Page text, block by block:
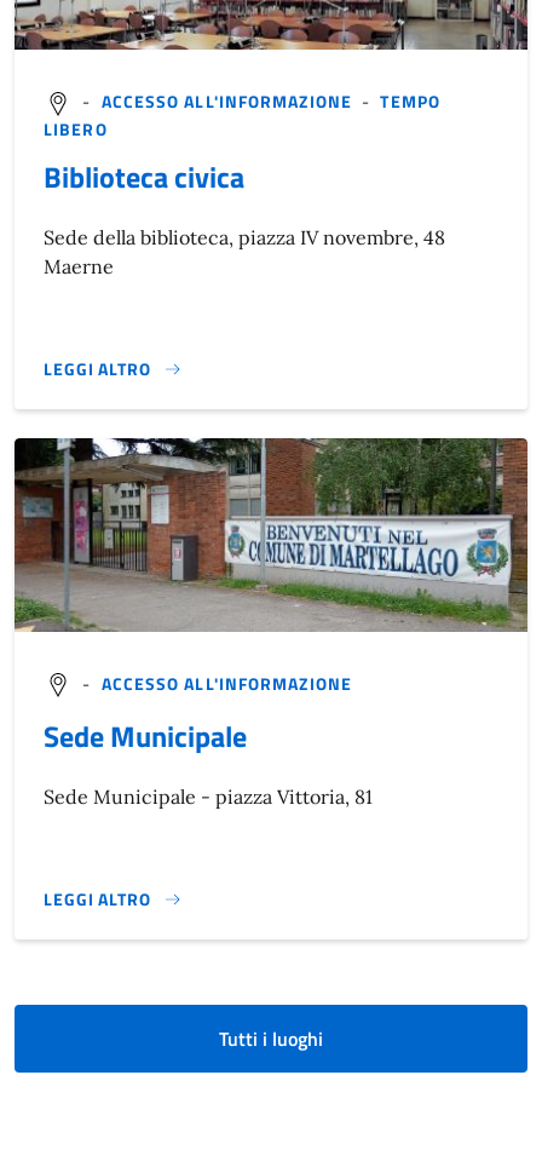
- ACCESSO ALL'INFORMAZIONE -TEMPO
LIBERO
Biblioteca civica
Sede della biblioteca, piazza IV novembre, 48
Maerne
LEGGI ALTRO
}
- ACCESSO ALL'INFORMAZIONE
Sede Municipale
Sede Municipale - piazza Vittoria, 81
LEGGI ALTRO
}
Tutti i luoghi